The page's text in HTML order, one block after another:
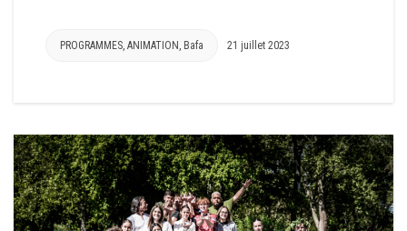
PROGRAMMES, ANIMATION , Bafa 21 juillet 2023